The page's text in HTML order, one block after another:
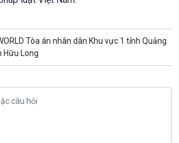
Tòa án nhân dân Khu vực 1 tỉnh Quảng
Hữu Long